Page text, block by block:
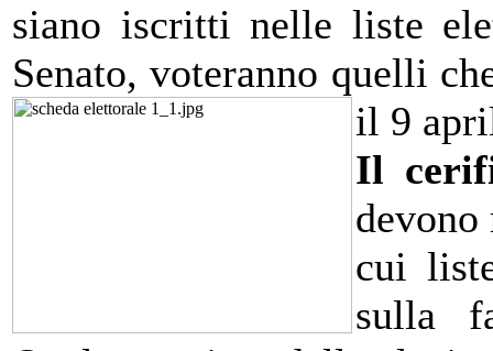
siano iscritti nelle liste
Senato, voteranno quelli
il 9
Il
devono
cui
sulla